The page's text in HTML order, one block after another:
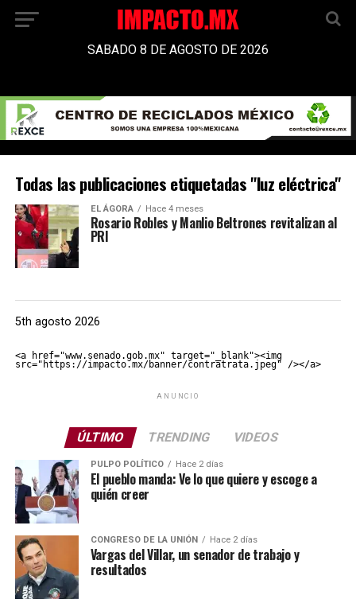
SABADO 8 DE AGOSTO DE 2026
Todas las publicaciones etiquetadas "luz eléctrica"
EL ÁGORA Hace 4 meses
Rosario Robles y Manlio Beltrones revitalizan al
PRI
5th agosto 2026
<a href="www.senado.gob.mx" target="_blank"><img
src="https://impacto.mx/banner/contratrata.jpeg" /></a>
ANUNCIO
ÚLTIMO TRENDING VIDEOS
PULPO POLÍTICO Hace 2 días
El pueblo manda: Ve lo que quiere y escoge a
quién creer
CONGRESO DE LA UNIÓN Hace 2 días
Vargas del Villar, un senador de trabajo y
resultados